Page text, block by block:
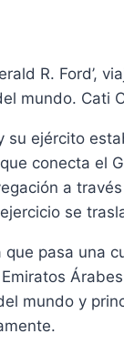
R. Ford’,
mundo. Cati
su ejército
conecta el
a
se
pasa una
mundo y